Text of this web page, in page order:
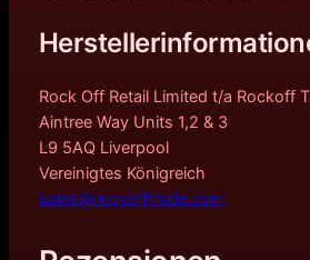
Rock Off Retail Limited t/a Rockoff
Aintree Way Units 1,2 & 3
L9 5AQ Liverpool
Vereinigtes Königreich
sales@rockofftrade.com